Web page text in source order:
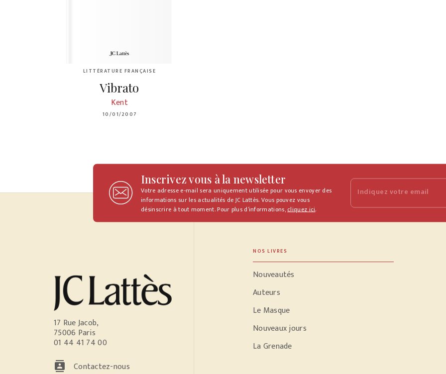
LITTÉRATURE FRANÇAISE
Vibrato
Kent
10/01/2007
Inscrivez vous à la newsletter
Votre adresse e-mail sera uniquement utilisée pour vous envoyer des
informations sur les actualités de JC Lattès. Vous pouvez vous
désinscrire à tout moment. Pour plus d’informations,cliquez ici.
Indiquez votre email
17 Rue Jacob,
75006 Paris
01 44 41 74 00
contacts Contactez-nous
NOS LIVRES
Nouveautés
Auteurs
Le Masque
Nouveaux jours
La Grenade